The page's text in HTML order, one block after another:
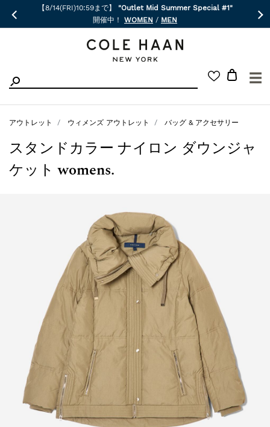
Mid Summer Special #1"
WOMEN
送料無料 & オンラインスト
《コール ハーン
☰
アウトレット ウィメンズ アウトレット バッグ & アクセサリー
スタンドカラー ナイロン ダウンジャ
ケット womens.